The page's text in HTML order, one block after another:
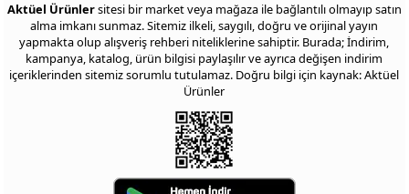
Aktüel Ürünlersitesi bir market veya mağaza ile bağlantılı olmayıp satın
alma imkanı sunmaz. Sitemiz ilkeli, saygılı, doğru ve orijinal yayın
yapmakta olup alışveriş rehberi niteliklerine sahiptir. Burada; İndirim,
kampanya, katalog, ürün bilgisi paylaşılır ve ayrıca değişen indirim
içeriklerinden sitemiz sorumlu tutulamaz. Doğru bilgi için kaynak: Aktüel
Ürünler